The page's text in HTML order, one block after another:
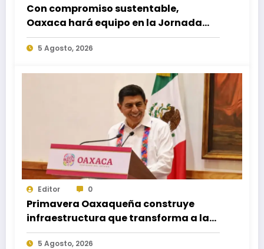
Con compromiso sustentable,
Oaxaca hará equipo en la Jornada
Nacional de Reforestación 2026
5 Agosto, 2026
Editor 0
Primavera Oaxaqueña construye
infraestructura que transforma a las
familias del estado
5 Agosto, 2026